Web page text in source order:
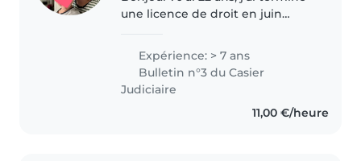
une licence de droit en juin
service civique à Bordeaux. J'ai
commencé à faire du baby-
sitting à Bruxelles où..
Expérience: > 7 ans
Bulletin n°3 du Casier
Judiciaire
11,00 €/heure